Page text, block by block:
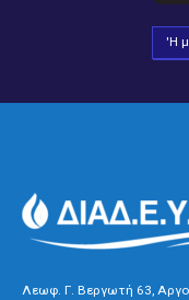
'Η
Λεωφ. Γ. Βεργωτή 63,